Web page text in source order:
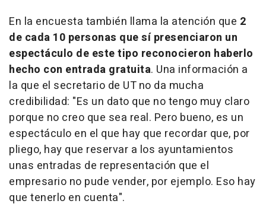
En la encuesta también llama la atención que 2
de cada 10 personas que sí presenciaron un
espectáculo de este tipo reconocieron haberlo
hecho con entrada gratuita. Una información a
la que el secretario de UT no da mucha
credibilidad: "Es un dato que no tengo muy claro
porque no creo que sea real. Pero bueno, es un
espectáculo en el que hay que recordar que, por
pliego, hay que reservar a los ayuntamientos
unas entradas de representación que el
empresario no pude vender, por ejemplo. Eso hay
que tenerlo en cuenta".